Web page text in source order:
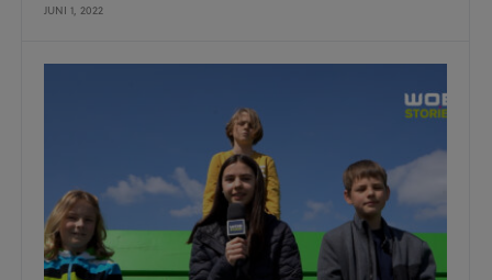
JUNI 1, 2022